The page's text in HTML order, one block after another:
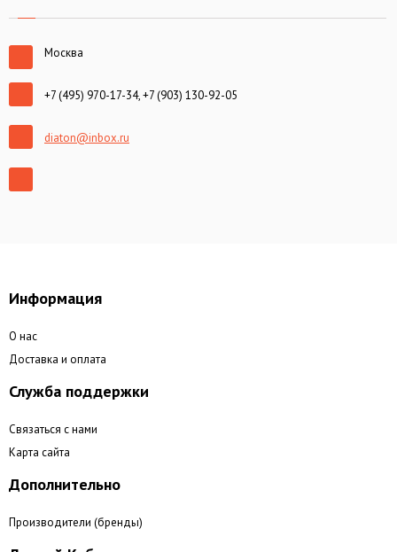
Москва
+7 (495) 970-17-34, +7 (903) 130-92-05
diaton@inbox.ru
Информация
О нас
Доставка и оплата
Служба поддержки
Связаться с нами
Карта сайта
Дополнительно
Производители (бренды)